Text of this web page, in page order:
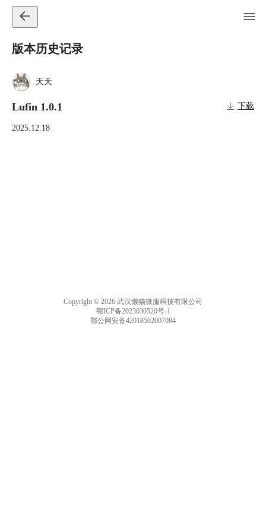
版本历史记录
天天
Lufin 1.0.1 下载
2025.12.18
Copyright © 2026 武汉懒猫微服科技有限公司
鄂ICP备2023030520号-1
鄂公网安备42018502007084